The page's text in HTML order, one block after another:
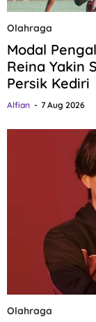
Olahraga
Modal
Reina Yakin
Persik Kediri
Alfian 7 Aug 2026
Olahraga